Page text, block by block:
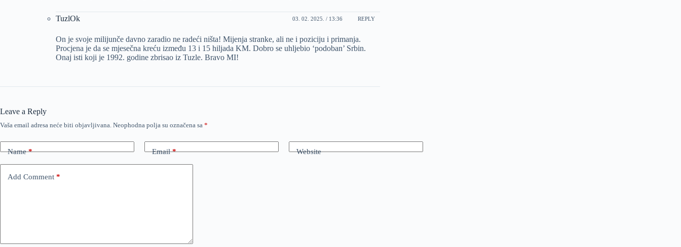
TuzlOk 03. 02. 2025. / 13:36 REPLY
On je svoje milijunče davno zaradio ne radeći ništa! Mijenja stranke, ali ne i poziciju i primanja.
Procjena je da se mjesečna kreću između 13 i 15 hiljada KM. Dobro se uhljebio ‘podoban’ Srbin.
Onaj isti koji je 1992. godine zbrisao iz Tuzle. Bravo MI!
Leave a Reply
Vaša email adresa neće biti objavljivana. Neophodna polja su označena sa *
Name* Email* Website
Add Comment *